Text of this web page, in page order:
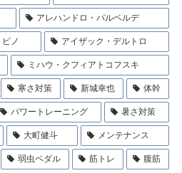
アレハンドロ・バルベルデ
ノ アイザック・デルトロ
ミハウ・クフィアトコフスキ
寒さ対策 新城幸也 体幹
パワートレーニング 暑さ対策
大町健斗 メンテナンス
弱虫ペダル 筋トレ 腹筋